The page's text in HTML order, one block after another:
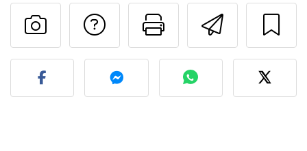
Imprima
Falar com o autor
Fez esta receita?